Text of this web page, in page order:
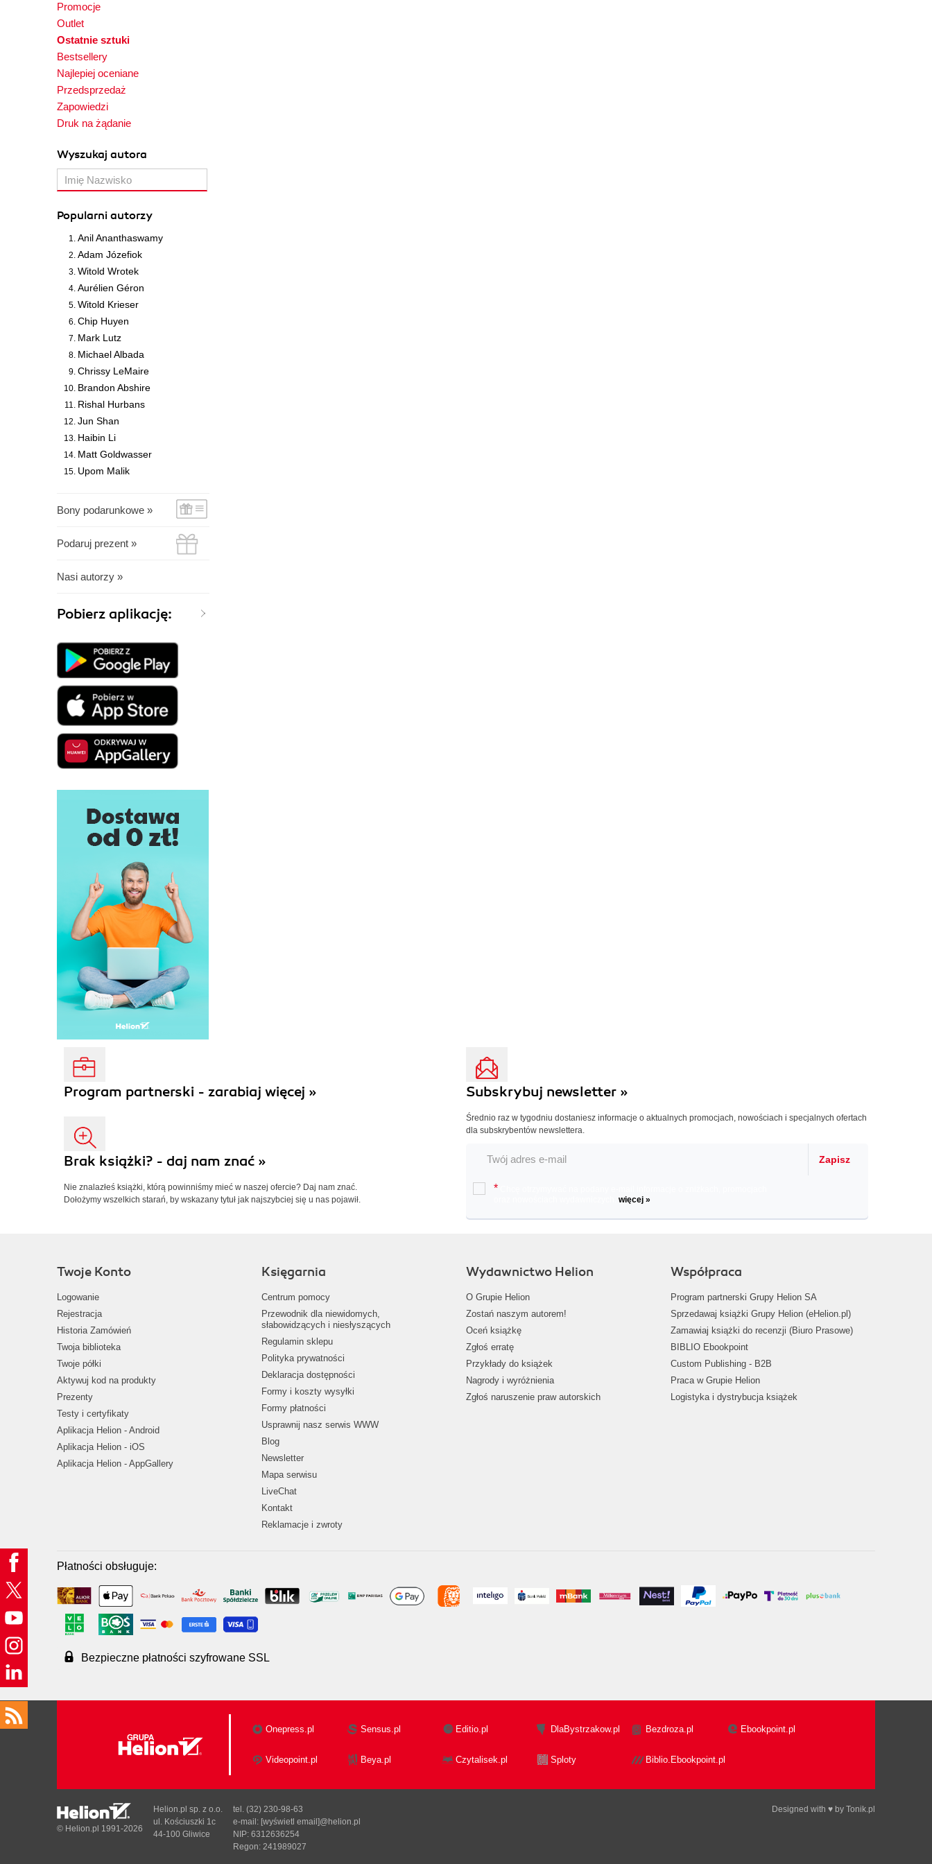
Promocje
Outlet
Ostatnie sztuki
Bestsellery
Najlepiej oceniane
Przedsprzedaż
Zapowiedzi
Druk na żądanie
Wyszukaj autora
Popularni autorzy
Anil Ananthaswamy
Adam Józefiok
Witold Wrotek
Aurélien Géron
Witold Krieser
Chip Huyen
Mark Lutz
Michael Albada
Chrissy LeMaire
Brandon Abshire
Rishal Hurbans
Jun Shan
Haibin Li
Matt Goldwasser
Upom Malik
Bony podarunkowe »
Podaruj prezent »
Nasi autorzy »
Pobierz aplikację:
Program partnerski - zarabiaj więcej »
Brak książki? - daj nam znać »
Nie znalazłeś książki, którą powinniśmy mieć w naszej ofercie? Daj nam znać.
Dołożymy wszelkich starań, by wskazany tytuł jak najszybciej się u nas pojawił.
Subskrybuj newsletter »
Średnio raz w tygodniu dostaniesz informacje o aktualnych promocjach, nowościach i specjalnych ofertach
dla subskrybentów newslettera.
Zapisz
*
więcej »
Twoje Konto
Logowanie
Rejestracja
Historia Zamówień
Twoja biblioteka
Twoje półki
Aktywuj kod na produkty
Prezenty
Testy i certyfikaty
Aplikacja Helion - Android
Aplikacja Helion - iOS
Aplikacja Helion - AppGallery
Księgarnia
Centrum pomocy
Przewodnik dla niewidomych,
słabowidzących i niesłyszących
Regulamin sklepu
Polityka prywatności
Deklaracja dostępności
Formy i koszty wysyłki
Formy płatności
Usprawnij nasz serwis WWW
Blog
Newsletter
Mapa serwisu
LiveChat
Kontakt
Reklamacje i zwroty
Wydawnictwo Helion
O Grupie Helion
Zostań naszym autorem!
Oceń książkę
Zgłoś erratę
Przykłady do książek
Nagrody i wyróżnienia
Zgłoś naruszenie praw autorskich
Współpraca
Program partnerski Grupy Helion SA
Sprzedawaj książki Grupy Helion (eHelion.pl)
Zamawiaj książki do recenzji (Biuro Prasowe)
BIBLIO Ebookpoint
Custom Publishing - B2B
Praca w Grupie Helion
Logistyka i dystrybucja książek
Płatności obsługuje:
Bezpieczne płatności szyfrowane SSL
Onepress.pl Sensus.pl Editio.pl DlaBystrzakow.pl Bezdroza.pl Ebookpoint.pl
Videopoint.pl Beya.pl Czytalisek.pl Sploty Biblio.Ebookpoint.pl
Designed with ♥ by Tonik.pl
© Helion.pl 1991-2026
Helion.pl sp. z o.o.
ul. Kościuszki 1c
44-100 Gliwice
tel. (32) 230-98-63
e-mail: [wyświetl email]@helion.pl
NIP: 6312636254
Regon: 241989027